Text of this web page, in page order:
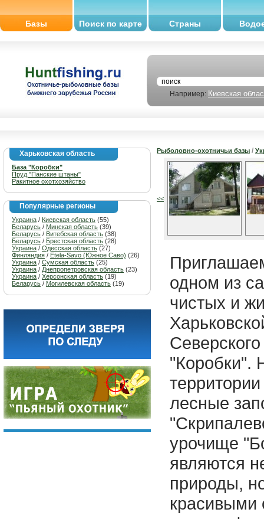
Базы Поиск по карте Страны
Например: Киевская
Харьковская область
База "Коробки"
Пруд "Панские штаны"
Ракитное охотхозяйство
Популярные регионы
Украина / Киевская область (55)
Беларусь / Минская область (39)
Беларусь / Витебская область (38)
Беларусь / Брестская область (28)
Украина / Одесская область (27)
Финляндия / Etela-Savo (Южное Саво) (26)
Украина / Сумская область (25)
Украина / Днепропетровская область (23)
Украина / Херсонская область (19)
Беларусь / Могилевская область (19)
Рыболовно-охотничьи базы /
<<
одном из
чистых и
"Коробки".
лесные
урочище
являются
природы,
красивыми